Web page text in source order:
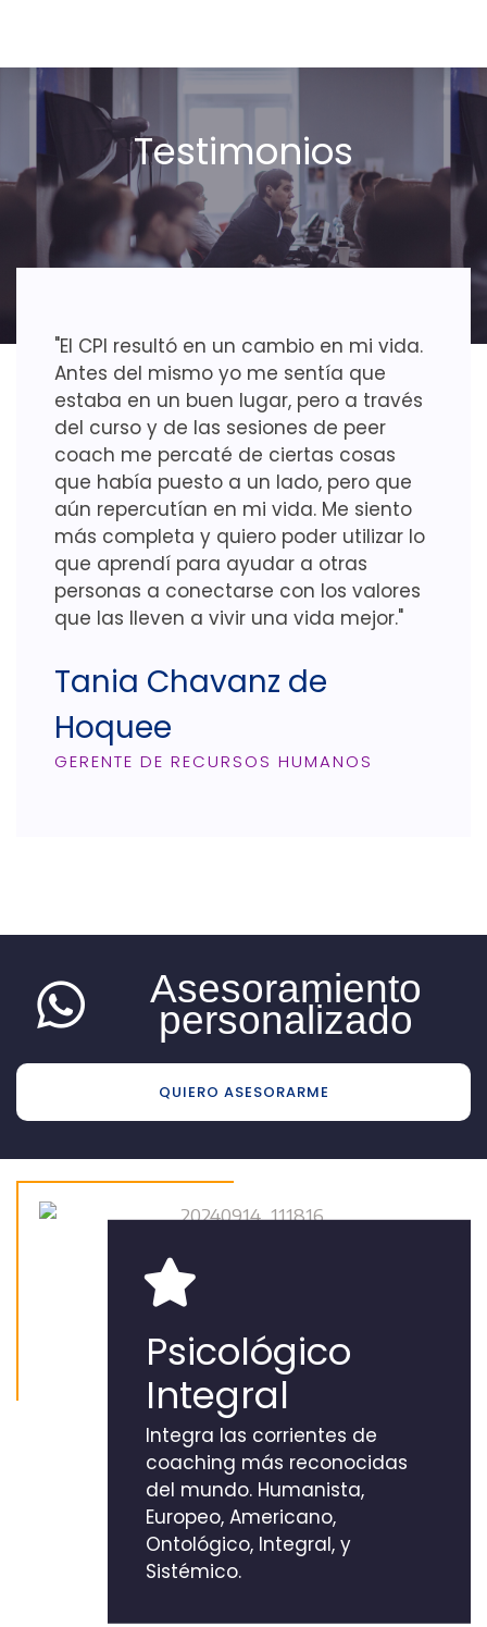
Testimonios
"El CPI resultó en un cambio en mi vida.
Antes del mismo yo me sentía que
estaba en un buen lugar, pero a través
del curso y de las sesiones de peer
coach me percaté de ciertas cosas
que había puesto a un lado, pero que
aún repercutían en mi vida. Me siento
más completa y quiero poder utilizar lo
que aprendí para ayudar a otras
personas a conectarse con los valores
que las lleven a vivir una vida mejor."
Tania Chavanz de
Hoquee
GERENTE DE RECURSOS HUMANOS
Asesoramiento
personalizado
QUIERO ASESORARME
Psicológico
Integral
Integra las corrientes de
coaching más reconocidas
del mundo. Humanista,
Europeo, Americano,
Ontológico, Integral, y
Sistémico.